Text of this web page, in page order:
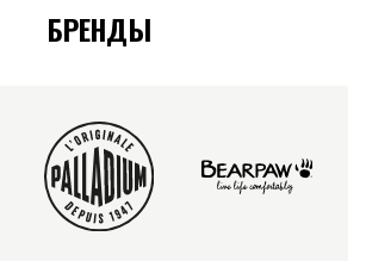
БРЕНДЫ